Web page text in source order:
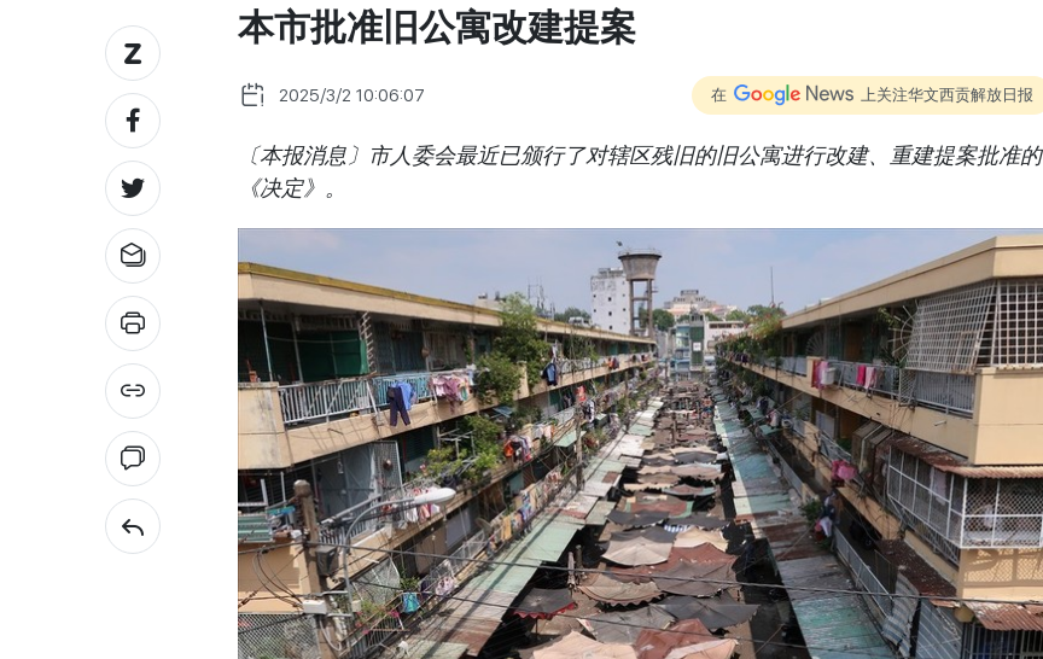
本市批准旧公寓改建提案
2025/3/2 10:06:07 在 上关注华文西贡解放日报
〔本报消息〕市人委会最近已颁行了对辖区残旧的旧公寓进行改建、重建提案批准的
《决定》。